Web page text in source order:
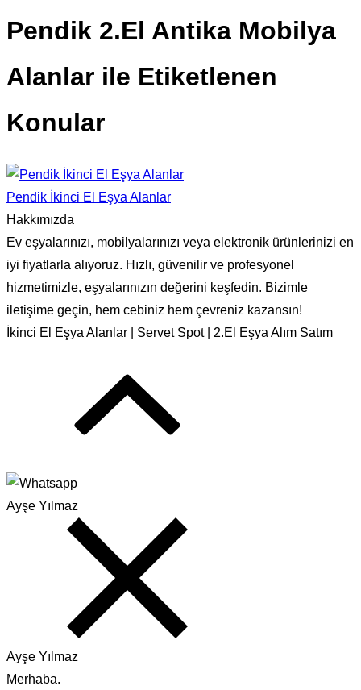
Pendik 2.El Antika Mobilya
Alanlar ile Etiketlenen
Konular
Pendik İkinci El Eşya Alanlar
Hakkımızda
Ev eşyalarınızı, mobilyalarınızı veya elektronik ürünlerinizi en
iyi fiyatlarla alıyoruz. Hızlı, güvenilir ve profesyonel
hizmetimizle, eşyalarınızın değerini keşfedin. Bizimle
iletişime geçin, hem cebiniz hem çevreniz kazansın!
İkinci El Eşya Alanlar | Servet Spot | 2.El Eşya Alım Satım
Ayşe Yılmaz
Ayşe Yılmaz
Merhaba.